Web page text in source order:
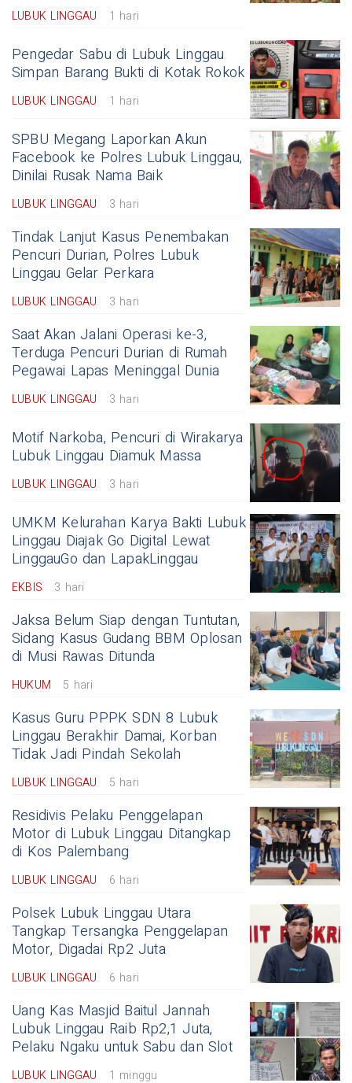
LUBUK LINGGAU 1 hari
Pengedar Sabu di Lubuk Linggau
Simpan Barang Bukti di Kotak Rokok
LUBUK LINGGAU 1 hari
SPBU Megang Laporkan Akun
Facebook ke Polres Lubuk Linggau,
Dinilai Rusak Nama Baik
LUBUK LINGGAU 3 hari
Tindak Lanjut Kasus Penembakan
Pencuri Durian, Polres Lubuk
Linggau Gelar Perkara
LUBUK LINGGAU 3 hari
Saat Akan Jalani Operasi ke-3,
Terduga Pencuri Durian di Rumah
Pegawai Lapas Meninggal Dunia
LUBUK LINGGAU 3 hari
Motif Narkoba, Pencuri di Wirakarya
Lubuk Linggau Diamuk Massa
LUBUK LINGGAU 3 hari
UMKM Kelurahan Karya Bakti Lubuk
Linggau Diajak Go Digital Lewat
LinggauGo dan LapakLinggau
EKBIS 3 hari
Jaksa Belum Siap dengan Tuntutan,
Sidang Kasus Gudang BBM Oplosan
di Musi Rawas Ditunda
HUKUM 5 hari
Kasus Guru PPPK SDN 8 Lubuk
Linggau Berakhir Damai, Korban
Tidak Jadi Pindah Sekolah
LUBUK LINGGAU 5 hari
Residivis Pelaku Penggelapan
Motor di Lubuk Linggau Ditangkap
di Kos Palembang
LUBUK LINGGAU 6 hari
Polsek Lubuk Linggau Utara
Tangkap Tersangka Penggelapan
Motor, Digadai Rp2 Juta
LUBUK LINGGAU 6 hari
Uang Kas Masjid Baitul Jannah
Lubuk Linggau Raib Rp2,1 Juta,
Pelaku Ngaku untuk Sabu dan Slot
LUBUK LINGGAU 1 minggu